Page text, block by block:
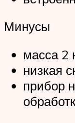
Минусы
масса 2
низкая
прибор